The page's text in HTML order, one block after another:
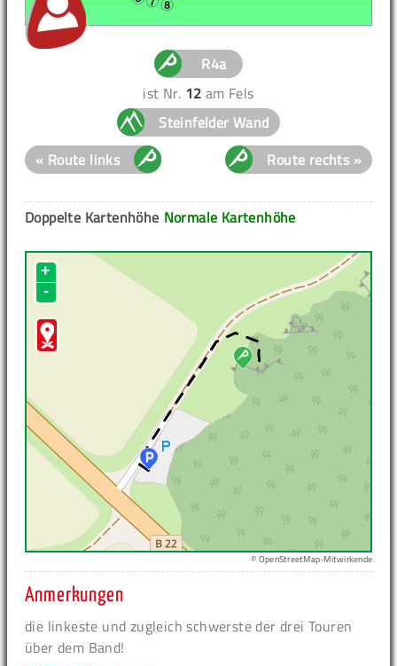
R4a
ist Nr. 12 am Fels
Steinfelder Wand
« Route links
Route rechts »
Normale Kartenhöhe
Doppelte Kartenhöhe
+
-
© OpenStreetMap-Mitwirkende
Anmerkungen
die linkeste und zugleich schwerste der drei Touren
über dem Band!